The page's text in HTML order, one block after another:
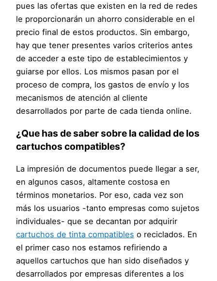
pues las ofertas que existen en la red de redes
le proporcionarán un ahorro considerable en el
precio final de estos productos. Sin embargo,
hay que tener presentes varios criterios antes
de acceder a este tipo de establecimientos y
guiarse por ellos. Los mismos pasan por el
proceso de compra, los gastos de envío y los
mecanismos de atención al cliente
desarrollados por parte de cada tienda online.
¿Que has de saber sobre la calidad de los
cartuchos compatibles?
La impresión de documentos puede llegar a ser,
en algunos casos, altamente costosa en
términos monetarios. Por eso, cada vez son
más los usuarios -tanto empresas como sujetos
individuales- que se decantan por adquirir
cartuchos de tinta compatibles o reciclados. En
el primer caso nos estamos refiriendo a
aquellos cartuchos que han sido diseñados y
desarrollados por empresas diferentes a los